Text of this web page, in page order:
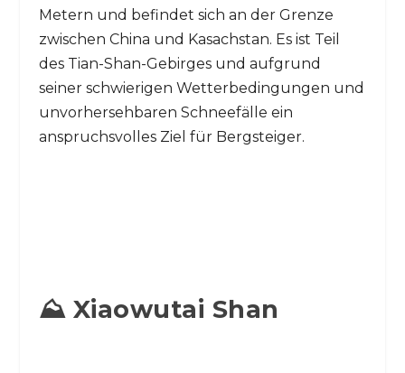
Metern und befindet sich an der Grenze
zwischen China und Kasachstan. Es ist Teil
des Tian-Shan-Gebirges und aufgrund
seiner schwierigen Wetterbedingungen und
unvorhersehbaren Schneefälle ein
anspruchsvolles Ziel für Bergsteiger.
⛰️ Xiaowutai Shan